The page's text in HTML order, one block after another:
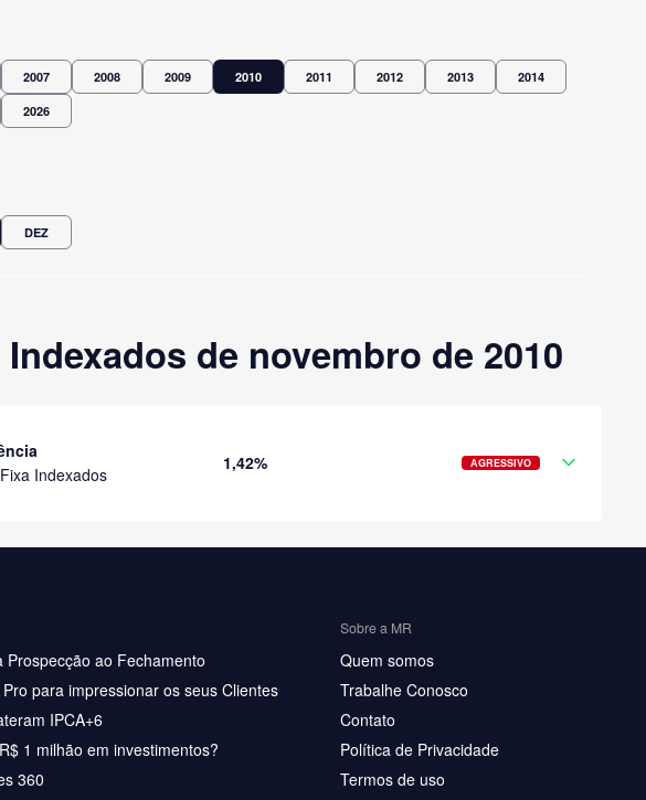
2007 2008 2009 2010 2011 2012 2013 2014
2026
DEZ
de novembro de 2010
Indexados
1,42% AGRESSIVO
Prospecção ao Fechamento
para impressionar os seus Clientes
IPCA+6
1 milhão em investimentos?
360
Sobre a MR
Quem somos
Trabalhe Conosco
Contato
Política de Privacidade
Termos de uso